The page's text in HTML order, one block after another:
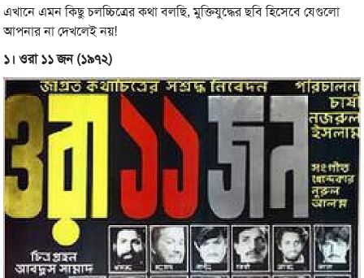
এখানে এমন কিছু চলচ্চিত্রের কথা বলছি, মুক্তিযুদ্ধের ছবি হিসেবে যেগুলো
আপনার না দেখলেই নয়!
১। ওরা ১১ জন (১৯৭২)